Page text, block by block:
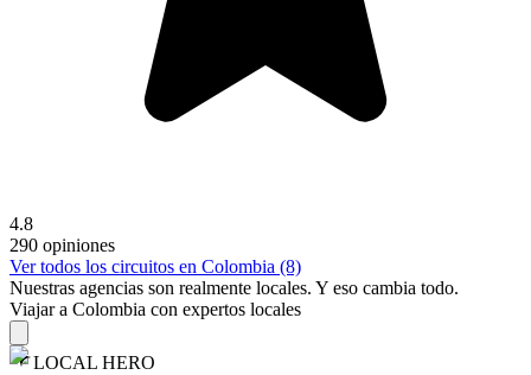
4.8
290 opiniones
Ver todos los circuitos en Colombia (8)
Nuestras agencias son realmente locales. Y eso cambia todo.
Viajar a Colombia con expertos locales
LOCAL HERO